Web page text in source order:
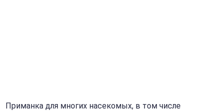
Приманка для многих насекомых, в том числе